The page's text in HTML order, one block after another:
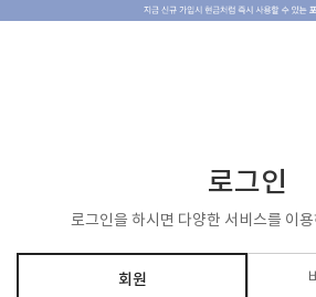
로그인
로그인을 하시면 다양한 서비스를 이
회원